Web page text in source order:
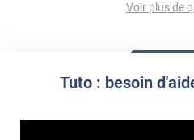
Double-vitrage inférieur à
contactez nos
n'existe pas
nuit, ça fonctionne ?"
de la variation de la lumière
La couleur du film modifie-t-elle
Voir plus de
Tuto : besoin